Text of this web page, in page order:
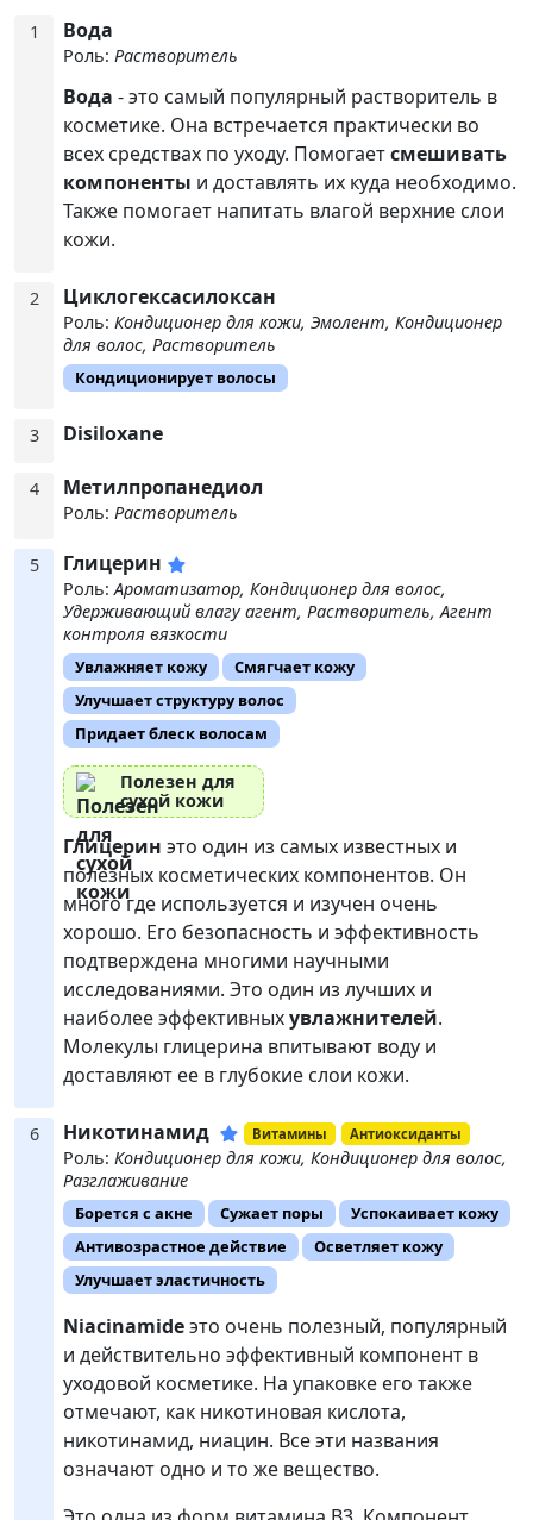
1 Вода
Роль: Растворитель
Вода - это самый популярный растворитель в
косметике. Она встречается практически во
всех средствах по уходу. Помогаетсмешивать
компоненты и доставлять их куда необходимо.
Также помогает напитать влагой верхние слои
кожи.
2 Циклогексасилоксан
Роль: Кондиционер для кожи, Эмолент, Кондиционер
для волос, Растворитель
Кондиционирует волосы
3 Disiloxane
4 Метилпропанедиол
Роль: Растворитель
5 Глицерин
Роль: Ароматизатор, Кондиционер для волос,
Удерживающий влагу агент, Растворитель, Агент
контроля вязкости
Увлажняет кожу
Смягчает кожу
Улучшает структуру волос
Придает блеск волосам
Полезен для
сухой кожи
Глицерин это один из самых известных и
полезных косметических компонентов. Он
много где используется и изучен очень
хорошо. Его безопасность и эффективность
подтверждена многими научными
исследованиями. Это один из лучших и
наиболее эффективныхувлажнителей.
Молекулы глицерина впитывают воду и
доставляют ее в глубокие слои кожи.
6 Никотинамид Витамины Антиоксиданты
Роль: Кондиционер для кожи, Кондиционер для волос,
Разглаживание
Борется с акне Сужает поры
Успокаивает кожу
Антивозрастное действие
Осветляет кожу
Улучшает эластичность
Niacinamideэто очень полезный, популярный
и действительно эффективный компонент в
уходовой косметике. На упаковке его также
отмечают, как никотиновая кислота,
никотинамид, ниацин. Все эти названия
означают одно и то же вещество.